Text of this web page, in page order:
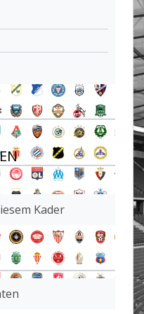
Kader